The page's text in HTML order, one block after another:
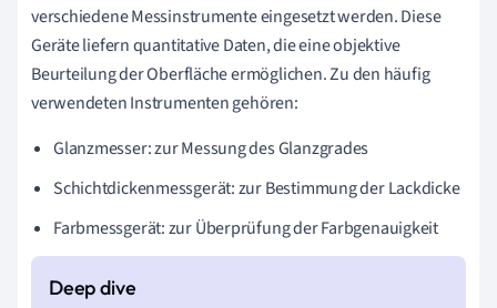
verschiedene Messinstrumente eingesetzt werden. Diese
Geräte liefern quantitative Daten, die eine objektive
Beurteilung der Oberfläche ermöglichen. Zu den häufig
verwendeten Instrumenten gehören:
Glanzmesser: zur Messung des Glanzgrades
Schichtdickenmessgerät: zur Bestimmung der Lackdicke
Farbmessgerät: zur Überprüfung der Farbgenauigkeit